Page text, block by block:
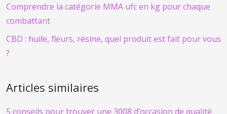
Comprendre la catégorie MMA ufc en kg pour chaque
combattant
CBD : huile, fleurs, résine, quel produit est fait pour vous
?
Articles similaires
5 conseils pour trouver une 3008 d’occasion de qualité